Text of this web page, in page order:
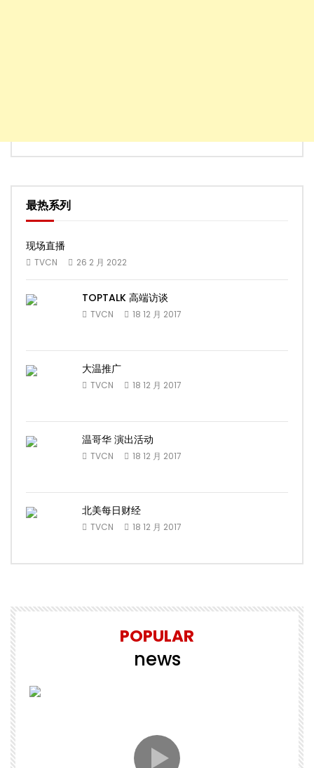
最热系列
现场直播
TVCN 26 2 月 2022
TOPTALK 高端访谈
TVCN 18 12 月 2017
大温推广
TVCN 18 12 月 2017
温哥华 演出活动
TVCN 18 12 月 2017
北美每日财经
TVCN 18 12 月 2017
POPULAR
news